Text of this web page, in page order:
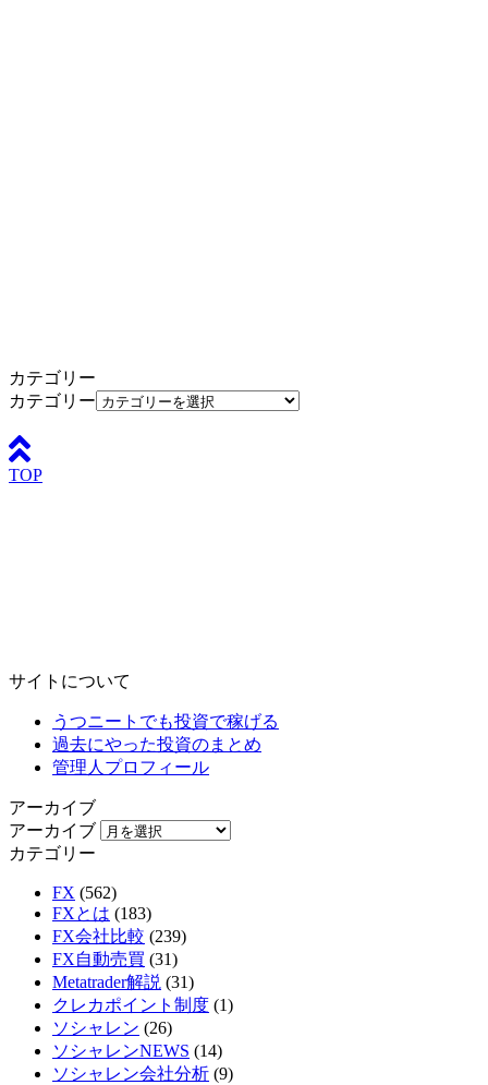
カテゴリー
カテゴリー
TOP
サイトについて
うつニートでも投資で稼げる
過去にやった投資のまとめ
管理人プロフィール
アーカイブ
アーカイブ
カテゴリー
FX (562)
FXとは (183)
FX会社比較 (239)
FX自動売買 (31)
Metatrader解説 (31)
クレカポイント制度 (1)
ソシャレン (26)
ソシャレンNEWS (14)
ソシャレン会社分析 (9)